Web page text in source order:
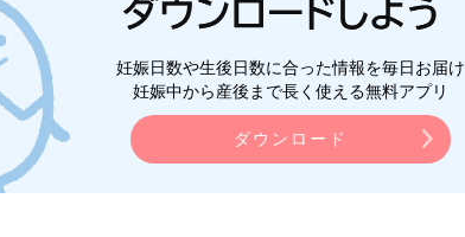
妊娠日数や生後日数に合った情報を毎日お届け
妊娠中から産後まで長く使える無料アプリ
ダウンロード